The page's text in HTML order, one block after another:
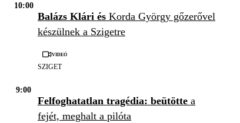
10:00
Balázs Klári és Korda György gőzerővel
készülnek a Szigetre
Videó
SZIGET
9:00
Felfoghatatlan tragédia: beütötte a
fejét, meghalt a pilóta